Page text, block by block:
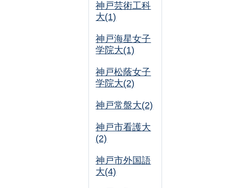
神戸芸術工科
大(1)
神戸海星女子
学院大(1)
神戸松蔭女子
学院大(2)
神戸常盤大(2)
神戸市看護大
(2)
神戸市外国語
大(4)